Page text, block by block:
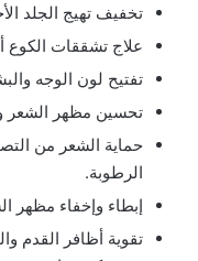
تخفيف تهيج الجلد
علاج تشققات الكوع
تفتيح لون الوجه
تحسين مظهر الشعر
حماية الشعر من
الرطوبة.
إبطاء وإخفاء مظهر
تقوية أظافر القدم